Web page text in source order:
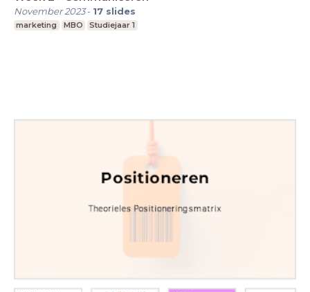
November 2023- 17 slides
marketing MBO Studiejaar 1